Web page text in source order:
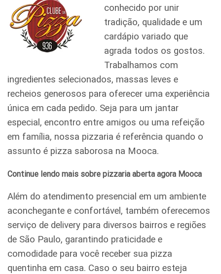
conhecido por unir
tradição, qualidade e um
cardápio variado que
agrada todos os gostos.
Trabalhamos com
ingredientes selecionados, massas leves e
recheios generosos para oferecer uma experiência
única em cada pedido. Seja para um jantar
especial, encontro entre amigos ou uma refeição
em família, nossa pizzaria é referência quando o
assunto é pizza saborosa na Mooca.
Continue lendo mais sobre pizzaria aberta agora Mooca
Além do atendimento presencial em um ambiente
aconchegante e confortável, também oferecemos
serviço de delivery para diversos bairros e regiões
de São Paulo, garantindo praticidade e
comodidade para você receber sua pizza
quentinha em casa. Caso o seu bairro esteja